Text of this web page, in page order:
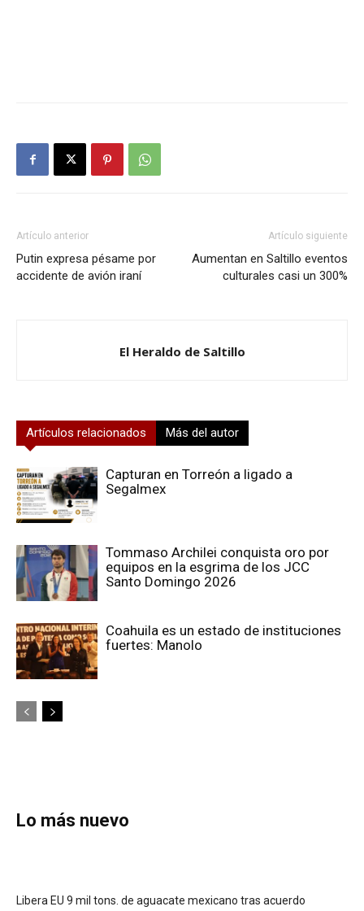
Artículo anterior
Putin expresa pésame por
accidente de avión iraní
Artículo siguiente
Aumentan en Saltillo eventos
culturales casi un 300%
El Heraldo de Saltillo
Artículos relacionados Más del autor
Capturan en Torreón a ligado a
Segalmex
Tommaso Archilei conquista oro por
equipos en la esgrima de los JCC
Santo Domingo 2026
Coahuila es un estado de instituciones
fuertes: Manolo
Lo más nuevo
Libera EU 9 mil tons. de aguacate mexicano tras acuerdo